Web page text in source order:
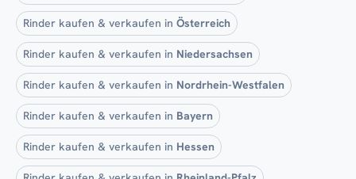
Rinder kaufen & verkaufen in Österreich
Rinder kaufen & verkaufen in Niedersachsen
Rinder kaufen & verkaufen in Nordrhein-Westfalen
Rinder kaufen & verkaufen in Bayern
Rinder kaufen & verkaufen in Hessen